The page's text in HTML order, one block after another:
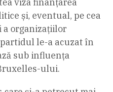
și, eventual, pe cea
a organizațiilor
le-a acuzat în
sub influența
ului.